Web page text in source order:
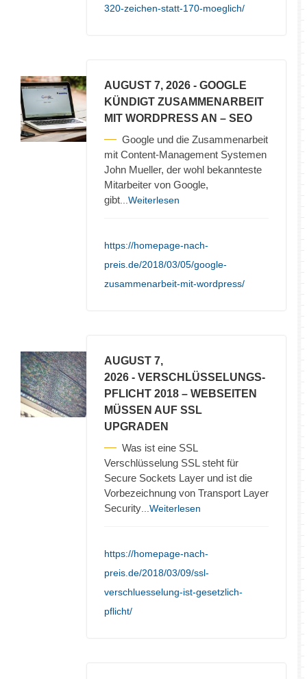
320-zeichen-statt-170-moeglich/
AUGUST 7, 2026 - GOOGLE
KÜNDIGT ZUSAMMENARBEIT
MIT WORDPRESS AN – SEO
Google und die Zusammenarbeit
mit Content-Management Systemen
John Mueller, der wohl bekannteste
Mitarbeiter von Google,
gibt ...Weiterlesen
https://homepage-nach-
preis.de/2018/03/05/google-
zusammenarbeit-mit-wordpress/
AUGUST 7,
2026 - VERSCHLÜSSELUNGS-
PFLICHT 2018 – WEBSEITEN
MÜSSEN AUF SSL
UPGRADEN
Was ist eine SSL
Verschlüsselung SSL steht für
Secure Sockets Layer und ist die
Vorbezeichnung von Transport Layer
Security ...Weiterlesen
https://homepage-nach-
preis.de/2018/03/09/ssl-
verschluesselung-ist-gesetzlich-
pflicht/